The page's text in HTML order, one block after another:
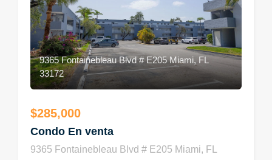
9365 Fontainebleau Blvd # E205 Miami, FL
33172
$285,000
Condo En venta
9365 Fontainebleau Blvd # E205 Miami, FL